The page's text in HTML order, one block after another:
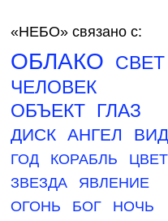
«НЕБО» связано с:
ОБЛАКО
СВЕТ
ЧЕЛОВЕК
ОБЪЕКТ ГЛАЗ
ДИСК АНГЕЛ ВИД
ГОД КОРАБЛЬ
ЦВЕТ
ЗВЕЗДА
ЯВЛЕНИЕ
ОГОНЬ
БОГ
НОЧЬ